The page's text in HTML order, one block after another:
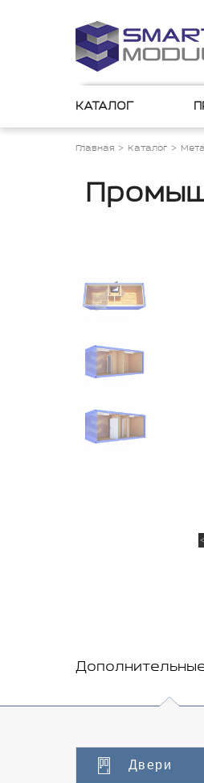
КАТАЛОГ
Главная Каталог
Двери